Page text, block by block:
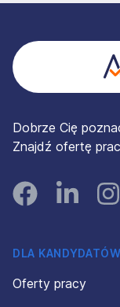
Dobrze Cię
Znajdź ofertę
FacebookLinked In
DLA KANDYDATÓW
Oferty pracy